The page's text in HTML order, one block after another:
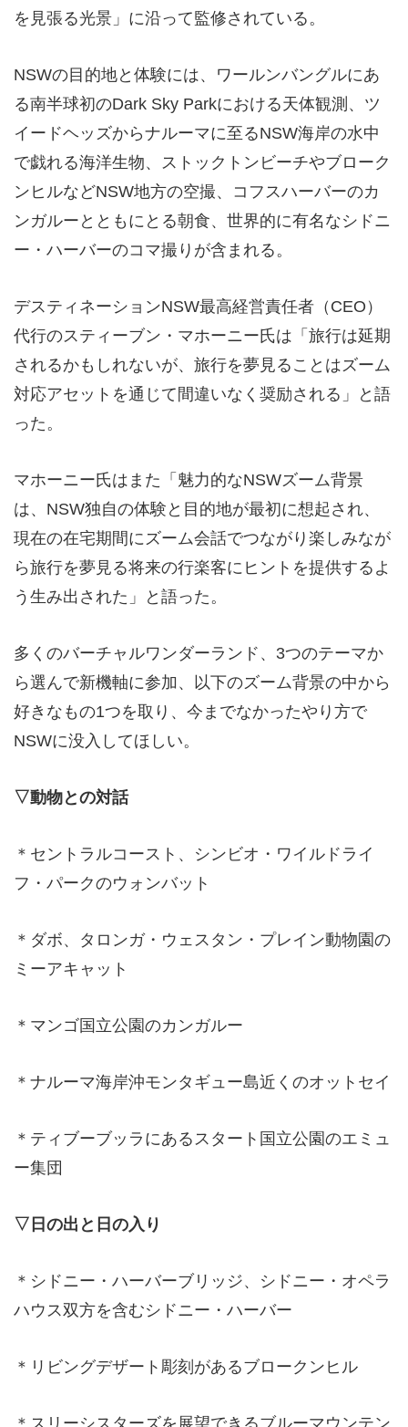
を見張る光景」に沿って監修されている。
NSWの目的地と体験には、ワールンバングルにあ
る南半球初のDark Sky Parkにおける天体観測、ツ
イードヘッズからナルーマに至るNSW海岸の水中
で戯れる海洋生物、ストックトンビーチやブローク
ンヒルなどNSW地方の空撮、コフスハーバーのカ
ンガルーとともにとる朝食、世界的に有名なシドニ
ー・ハーバーのコマ撮りが含まれる。
デスティネーションNSW最高経営責任者（CEO）
代行のスティーブン・マホーニー氏は「旅行は延期
されるかもしれないが、旅行を夢見ることはズーム
対応アセットを通じて間違いなく奨励される」と語
った。
マホーニー氏はまた「魅力的なNSWズーム背景
は、NSW独自の体験と目的地が最初に想起され、
現在の在宅期間にズーム会話でつながり楽しみなが
ら旅行を夢見る将来の行楽客にヒントを提供するよ
う生み出された」と語った。
多くのバーチャルワンダーランド、3つのテーマか
ら選んで新機軸に参加、以下のズーム背景の中から
好きなもの1つを取り、今までなかったやり方で
NSWに没入してほしい。
▽動物との対話
＊セントラルコースト、シンビオ・ワイルドライ
フ・パークのウォンバット
＊ダボ、タロンガ・ウェスタン・プレイン動物園の
ミーアキャット
＊マンゴ国立公園のカンガルー
＊ナルーマ海岸沖モンタギュー島近くのオットセイ
＊ティブーブッラにあるスタート国立公園のエミュ
ー集団
▽日の出と日の入り
＊シドニー・ハーバーブリッジ、シドニー・オペラ
ハウス双方を含むシドニー・ハーバー
＊リビングデザート彫刻があるブロークンヒル